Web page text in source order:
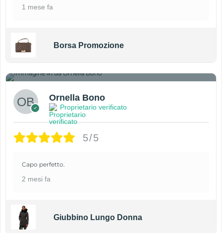
1 mese fa
Borsa Promozione
Ornella Bono
Proprietario verificato
5/5
Capo perfetto.
2 mesi fa
Giubbino Lungo Donna